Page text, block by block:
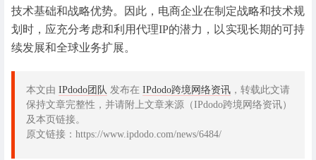
技术基础和战略优势。因此，电商企业在制定战略和技术规
划时，应充分考虑和利用代理IP的潜力，以实现长期的可持
续发展和全球业务扩展。
本文由 IPdodo团队 发布在 IPdodo跨境网络资讯 ，转载此文请
保持文章完整性，并请附上文章来源（IPdodo跨境网络资讯）
及本页链接。
原文链接：https://www.ipdodo.com/news/6484/